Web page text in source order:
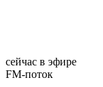
сейчас в эфире
FM-поток